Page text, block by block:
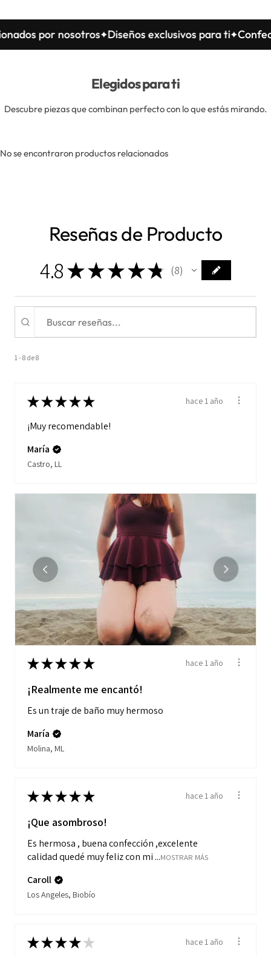
por nosotros Diseños exclusivos para ti
Elegidos para ti
Descubre piezas que combinan perfecto con lo que estás mirando.
No se encontraron productos relacionados
Reseñas de Producto
4.8★ ★ ★★★ 8
8
1 - 8 de 8
★★★★★ hace 1 año
¡Muy recomendable!
María
Castro, LL
★★★★★ hace 1 año
¡Realmente me encantó!
Es un traje de baño muy hermoso
María
Molina, ML
★★★★★ hace 1 año
¡Que asombroso!
Es hermosa , buena confección ,excelente
calidad quedé muy feliz con mi ...MOSTRAR MÁS
Caroll
Los Angeles, Biobío
★★★★ ★ hace 1 año